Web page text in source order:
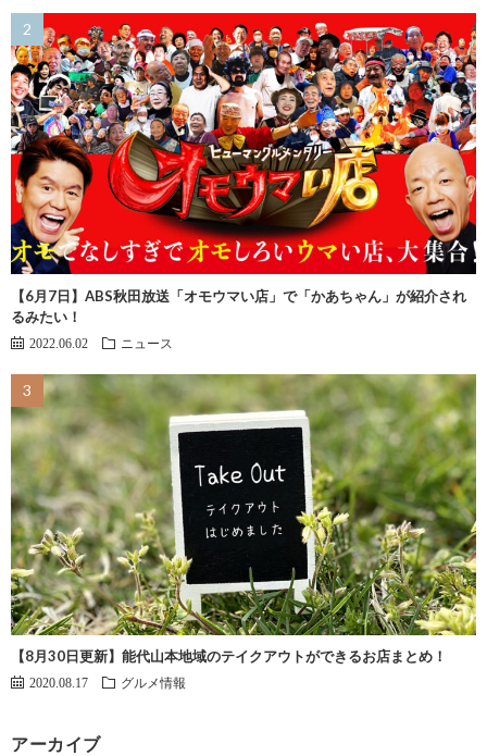
【6月7日】ABS秋田放送「オモウマい店」で「かあちゃん」が紹介され
るみたい！
2022.06.02 ニュース
【8月30日更新】能代山本地域のテイクアウトができるお店まとめ！
2020.08.17 グルメ情報
アーカイブ